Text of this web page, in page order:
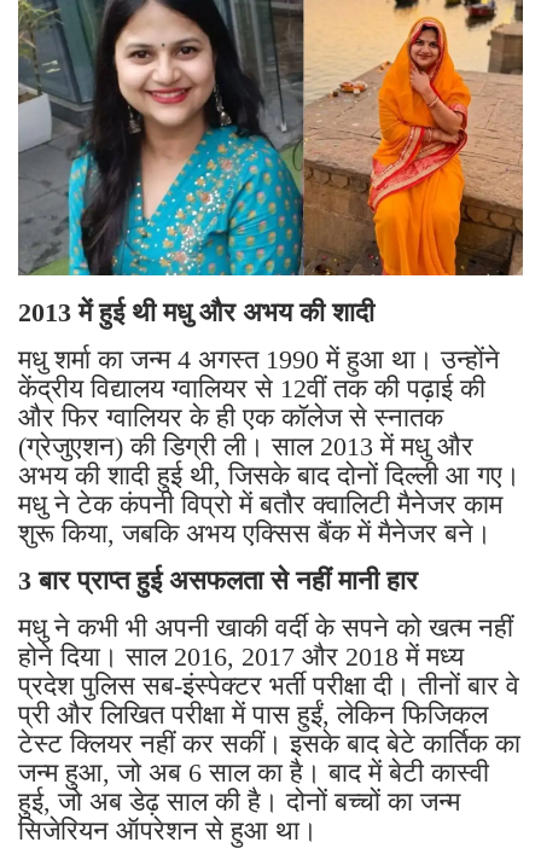
2013 में हुई थी मधु और अभय की शादी
मधु शर्मा का जन्म 4 अगस्त 1990 में हुआ था। उन्होंने
केंद्रीय विद्यालय ग्वालियर से 12वीं तक की पढ़ाई की
और फिर ग्वालियर के ही एक कॉलेज से स्नातक
(ग्रेजुएशन) की डिग्री ली। साल 2013 में मधु और
अभय की शादी हुई थी, जिसके बाद दोनों दिल्ली आ गए।
मधु ने टेक कंपनी विप्रो में बतौर क्वालिटी मैनेजर काम
शुरू किया, जबकि अभय एक्सिस बैंक में मैनेजर बने।
3 बार प्राप्त हुई असफलता से नहीं मानी हार
मधु ने कभी भी अपनी खाकी वर्दी के सपने को खत्म नहीं
होने दिया। साल 2016, 2017 और 2018 में मध्य
प्रदेश पुलिस सब-इंस्पेक्टर भर्ती परीक्षा दी। तीनों बार वे
प्री और लिखित परीक्षा में पास हुईं, लेकिन फिजिकल
टेस्ट क्लियर नहीं कर सकीं। इसके बाद बेटे कार्तिक का
जन्म हुआ, जो अब 6 साल का है। बाद में बेटी कास्वी
हुई, जो अब डेढ़ साल की है। दोनों बच्चों का जन्म
सिजेरियन ऑपरेशन से हुआ था।